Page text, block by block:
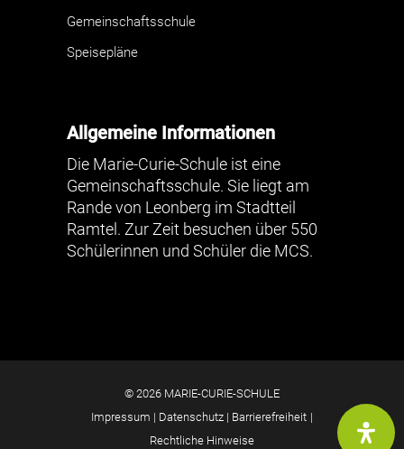
Gemeinschaftsschule
Speisepläne
Allgemeine Informationen
Die Marie-Curie-Schule ist eine
Gemeinschaftsschule. Sie liegt am
Rande von Leonberg im Stadtteil
Ramtel. Zur Zeit besuchen über 550
Schülerinnen und Schüler die MCS.
© 2026 MARIE-CURIE-SCHULE
Impressum | Datenschutz | Barrierefreiheit |
Rechtliche Hinweise